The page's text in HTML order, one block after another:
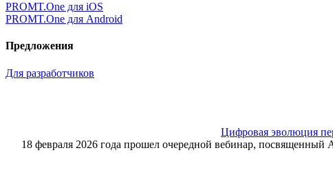
PROMT.One для iOS
PROMT.One для Android
Предложения
Для разработчиков
Цифровая эволюция
18 февраля 2026 года прошел очередной вебинар,